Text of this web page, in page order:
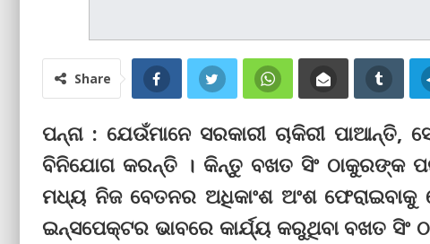
Share
ପନ୍ନା : ଯେଉଁମାନେ ସରକାରୀ ଚାକିରୀ ପାଆନ୍ତି,
ବିନିଯୋଗ କରନ୍ତି । କିନ୍ତୁ ବଖତ ସିଂ ଠାକୁରଙ୍କ
ମଧ୍ୟ ନିଜ ବେତନର ଅଧିକାଂଶ ଅଂଶ
ଇନ୍ସପେକ୍ଟର ଭାବରେ କାର୍ଯ୍ୟ କରୁଥିବା ବଖତ